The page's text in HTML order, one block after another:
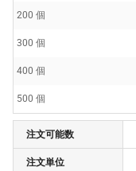
200 個
300 個
400 個
500 個
注文可能数
注文単位